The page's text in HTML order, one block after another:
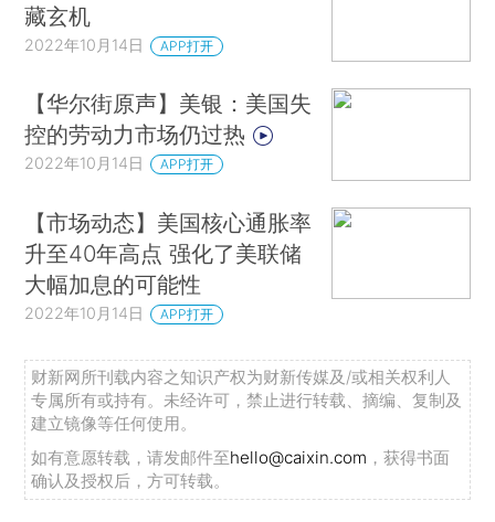
藏玄机
2022年10月14日 APP打开
【华尔街原声】美银：美国失
控的劳动力市场仍过热
2022年10月14日 APP打开
【市场动态】美国核心通胀率
升至40年高点 强化了美联储
大幅加息的可能性
2022年10月14日 APP打开
财新网所刊载内容之知识产权为财新传媒及/或相关权利人
专属所有或持有。未经许可，禁止进行转载、摘编、复制及
建立镜像等任何使用。
如有意愿转载，请发邮件至hello@caixin.com ，获得书面
确认及授权后，方可转载。